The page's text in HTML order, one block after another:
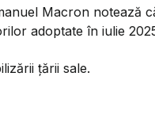
Macron notează
adoptate în iulie
țării sale.